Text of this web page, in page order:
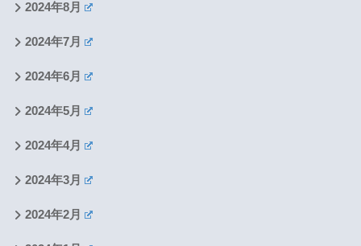
2024年8月
2024年7月
2024年6月
2024年5月
2024年4月
2024年3月
2024年2月